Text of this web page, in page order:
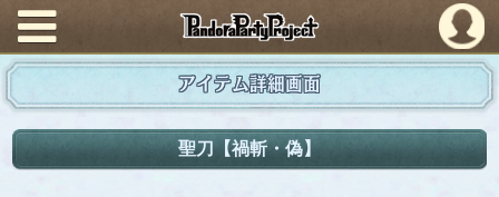
PandoraPartyProject
アイテム詳細画面
聖刀【禍斬・偽】